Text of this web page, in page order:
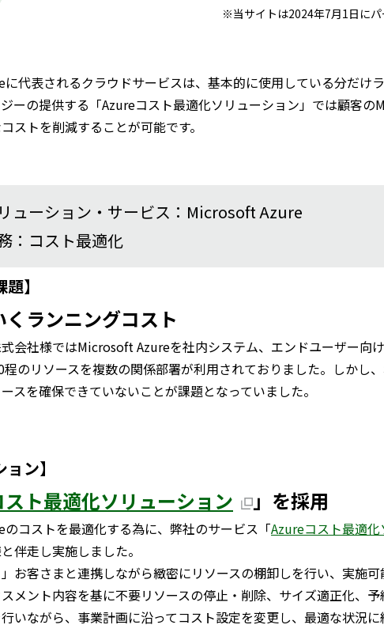
※当サイトは2024年7月1日に
代表されるクラウドサービスは、基本的に使用している分だけ
ーの提供する「Azureコスト最適化ソリューション」では顧客
ストを削減することが可能です。
ューション・サービス：Microsoft Azure
：コスト最適化
】
ランニングコスト
会社様ではMicrosoft Azureを社内システム、エンドユーザー向
のリソースを複数の関係部署が利用されておりました。しかし
スを確保できていないことが課題となっていました。
ン】
ト最適化ソリューション 」を採用
コストを最適化する為に、弊社のサービス「Azureコスト最適
伴走し実施しました。
」お客さまと連携しながら緻密にリソースの棚卸しを行い、実施
メント内容を基に不要リソースの停止・削除、サイズ適正化、
いながら、事業計画に沿ってコスト設定を変更し、最適な状況